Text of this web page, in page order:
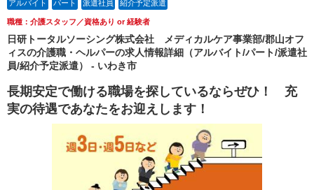
アルバイト パート 派遣社員 紹介予定派遣
職種：介護スタッフ／資格あり or 経験者
日研トータルソーシング株式会社 メディカルケア事業部/郡山オフ
ィスの介護職・ヘルパーの求人情報詳細（アルバイト/パート/派遣社
員/紹介予定派遣） - いわき市
長期安定で働ける職場を探しているならぜひ！ 充
実の待遇であなたをお迎えします！